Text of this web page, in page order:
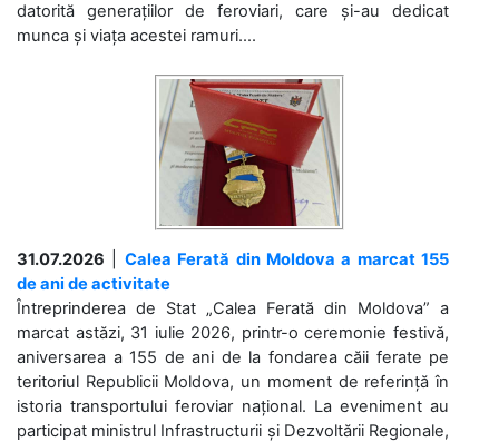
datorită generațiilor de feroviari, care și-au dedicat
munca și viața acestei ramuri....
31.07.2026
Calea Ferată din Moldova a marcat 155
de ani de activitate
Întreprinderea de Stat „Calea Ferată din Moldova” a
marcat astăzi, 31 iulie 2026, printr-o ceremonie festivă,
aniversarea a 155 de ani de la fondarea căii ferate pe
teritoriul Republicii Moldova, un moment de referință în
istoria transportului feroviar național. La eveniment au
participat ministrul Infrastructurii și Dezvoltării Regionale,